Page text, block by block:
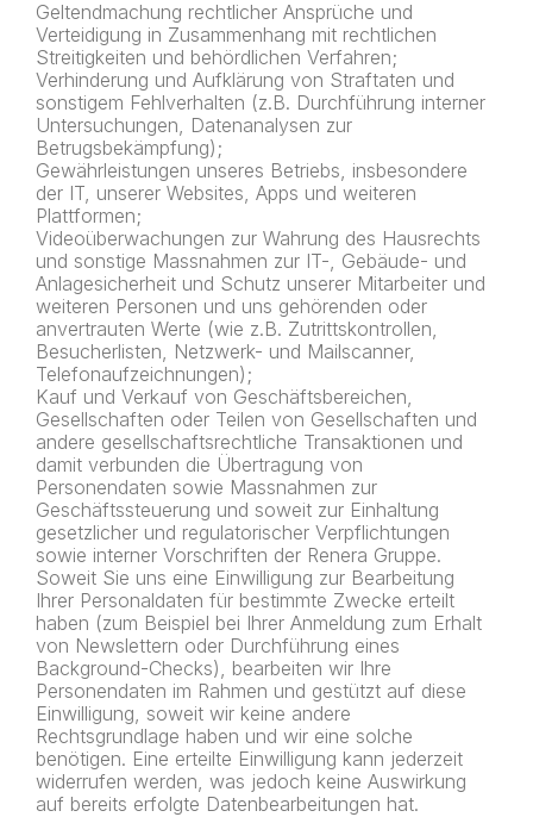
Geltendmachung rechtlicher Ansprüche und
Verteidigung in Zusammenhang mit rechtlichen
Streitigkeiten und behördlichen Verfahren;
Verhinderung und Aufklärung von Straftaten und
sonstigem Fehlverhalten (z.B. Durchführung interner
Untersuchungen, Datenanalysen zur
Betrugsbekämpfung);
Gewährleistungen unseres Betriebs, insbesondere
der IT, unserer Websites, Apps und weiteren
Plattformen;
Videoüberwachungen zur Wahrung des Hausrechts
und sonstige Massnahmen zur IT-, Gebäude- und
Anlagesicherheit und Schutz unserer Mitarbeiter und
weiteren Personen und uns gehörenden oder
anvertrauten Werte (wie z.B. Zutrittskontrollen,
Besucherlisten, Netzwerk- und Mailscanner,
Telefonaufzeichnungen);
Kauf und Verkauf von Geschäftsbereichen,
Gesellschaften oder Teilen von Gesellschaften und
andere gesellschaftsrechtliche Transaktionen und
damit verbunden die Übertragung von
Personendaten sowie Massnahmen zur
Geschäftssteuerung und soweit zur Einhaltung
gesetzlicher und regulatorischer Verpflichtungen
sowie interner Vorschriften der Renera Gruppe.
Soweit Sie uns eine Einwilligung zur Bearbeitung
Ihrer Personaldaten für bestimmte Zwecke erteilt
haben (zum Beispiel bei Ihrer Anmeldung zum Erhalt
von Newslettern oder Durchführung eines
Background-Checks), bearbeiten wir Ihre
Personendaten im Rahmen und gestützt auf diese
Einwilligung, soweit wir keine andere
Rechtsgrundlage haben und wir eine solche
benötigen. Eine erteilte Einwilligung kann jederzeit
widerrufen werden, was jedoch keine Auswirkung
auf bereits erfolgte Datenbearbeitungen hat.